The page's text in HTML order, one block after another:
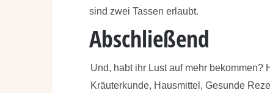
sind zwei Tassen erlaubt.
Abschließend
Und, habt ihr Lust auf mehr
Kräuterkunde, Hausmittel, Gesunde